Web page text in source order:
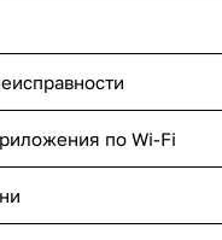
по Wi-Fi